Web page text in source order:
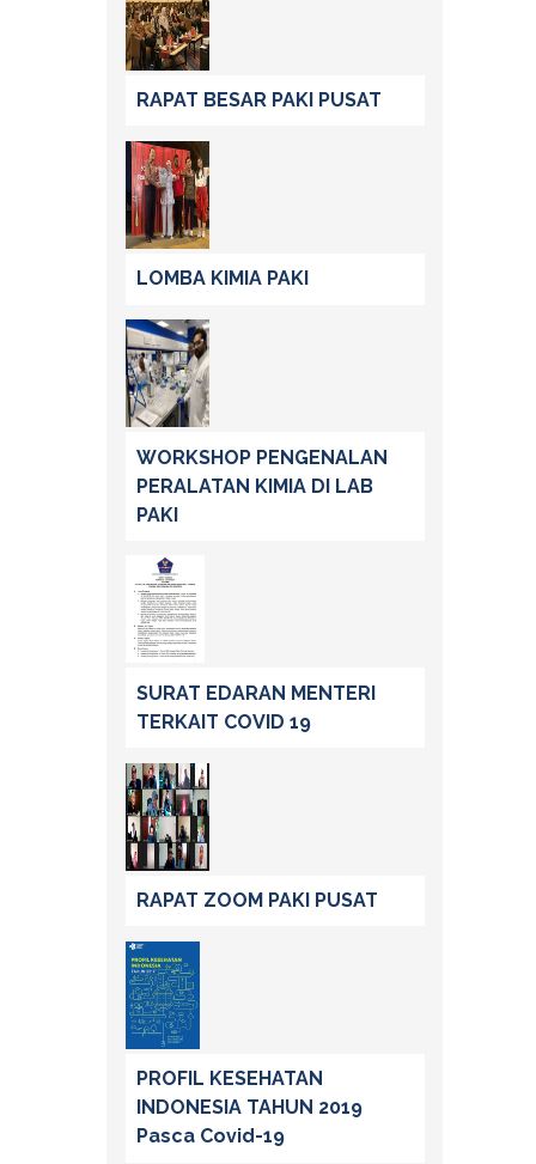
RAPAT BESAR PAKI PUSAT
LOMBA KIMIA PAKI
WORKSHOP PENGENALAN
PERALATAN KIMIA DI LAB
PAKI
SURAT EDARAN MENTERI
TERKAIT COVID 19
RAPAT ZOOM PAKI PUSAT
PROFIL KESEHATAN
INDONESIA TAHUN 2019
Pasca Covid-19